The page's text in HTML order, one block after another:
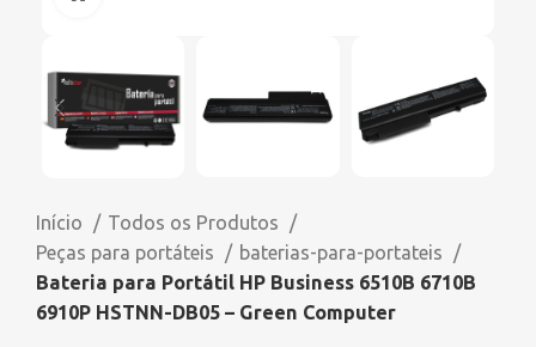
Início
Todos os Produtos
Peças para portáteis
baterias-para-portateis
Bateria para Portátil HP Business 6510B 6710B
6910P HSTNN-DB05 – Green Computer